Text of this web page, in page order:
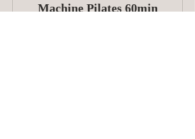
Machine Pilates 60min